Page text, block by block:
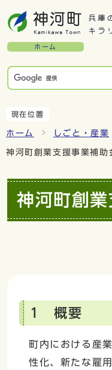
ホーム
現在位置
ホーム しごと・産業
神河町創業支援事業補助
神河町創
1 概要
町内における産
性化、新たな雇